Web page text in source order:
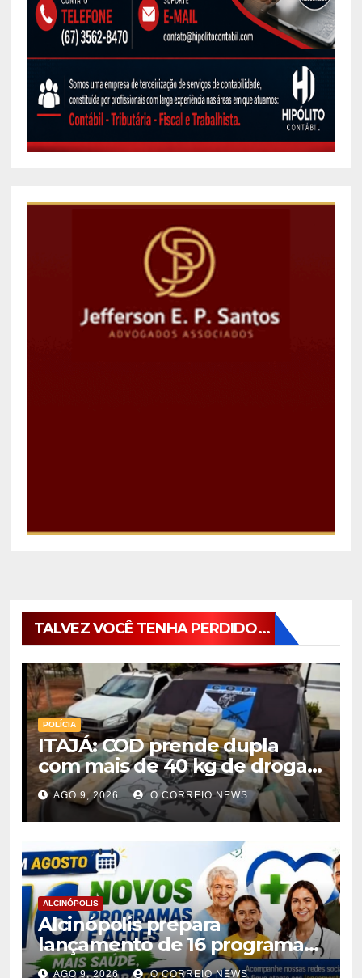
TALVEZ VOCÊ TENHA PERDIDO...
POLÍCIA
ITAJÁ: COD prende dupla
com mais de 40 kg de drogas
avaliadas em r$ 1 milhão
AGO 9, 2026 O CORREIO NEWS
ALCINÓPOLIS
Alcinópolis prepara
lançamento de 16 programas
de saúde para ampliar
AGO 9, 2026 O CORREIO NEWS